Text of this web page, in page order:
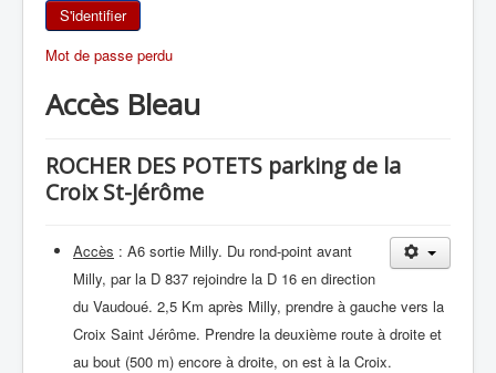
RANDONNÉE PÉDESTRE
RANDONNÉE SPORTIVE
S'identifier
Mot de passe perdu
Accès Bleau
ROCHER DES POTETS parking de la
Croix St-Jérôme
Accès : A6 sortie Milly. Du rond-point avant
Milly, par la D 837 rejoindre la D 16 en direction
du Vaudoué. 2,5 Km après Milly, prendre à gauche vers la
Croix Saint Jérôme. Prendre la deuxième route à droite et
au bout (500 m) encore à droite, on est à la Croix.